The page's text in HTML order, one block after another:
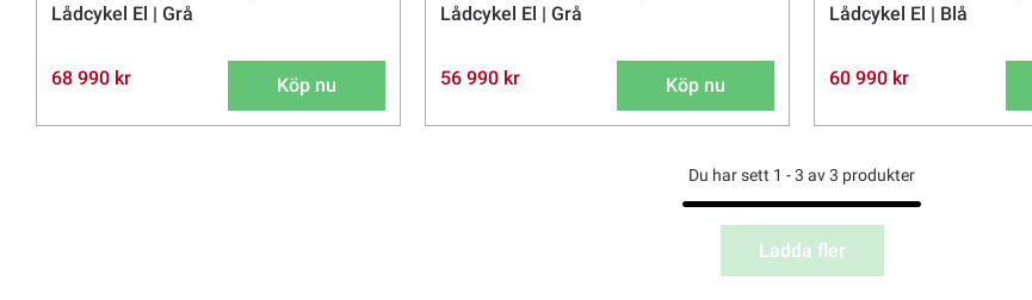
Lådcykel El | Grå
68 990 kr Köp nu
Lådcykel El | Grå
56 990 kr Köp nu
Lådcykel El | Blå
60 990 kr
Du har sett 1 - 3 av 3 produkter
Ladda fler